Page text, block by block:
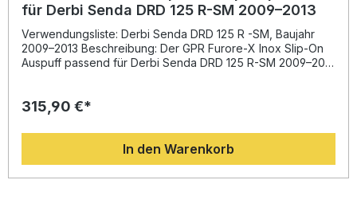
für Derbi Senda DRD 125 R-SM 2009–2013
Verwendungsliste: Derbi Senda DRD 125 R -SM, Baujahr
2009–2013 Beschreibung: Der GPR Furore-X Inox Slip-On
Auspuff passend für Derbi Senda DRD 125 R-SM 2009–2013
Erfahrung von GPR in der Motorrad-Weltmeisterschaft,
Drehmoment und Leistung bei zugleich spürbarer
Gewichtsreduktion gegenüber der Serienanlage. Das
hochwertige Edelstahlgehäuse ist korrosionsbeständig und
sorgt für eine lange Lebensdauer sowie einen kernigen,
315,90 €*
In den Warenkorb